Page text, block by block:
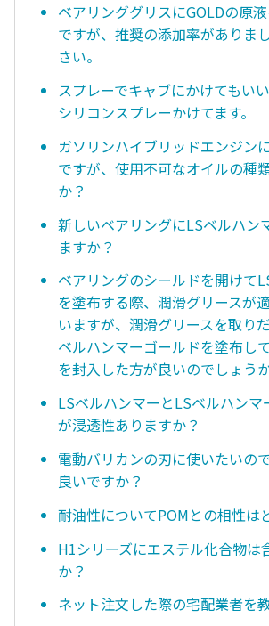
ベアリンググリスにGOLDの原
ですが、推奨の添加率がありま
さい。
スプレーでキャブにかけてもい
シリコンスプレーかけてます。
ガソリンハイブリッドエンジン
ですが、使用不可なオイルの種
か？
新しいベアリングにLSベルハン
ますか？
ベアリングのシールドを開けて
を塗布する際、潤滑グリースが
いますが、潤滑グリースを取り
ベルハンマーゴールドを塗布し
を封入した方が良いのでしょう
LSベルハンマーとLSベルハンマ
が浸透性ありますか？
電動バリカンの刃に使いたいの
良いですか？
耐油性についてPOMとの相性は
H1シリーズにエステル化合物は
か？
ネット注文した際の宅配業者を